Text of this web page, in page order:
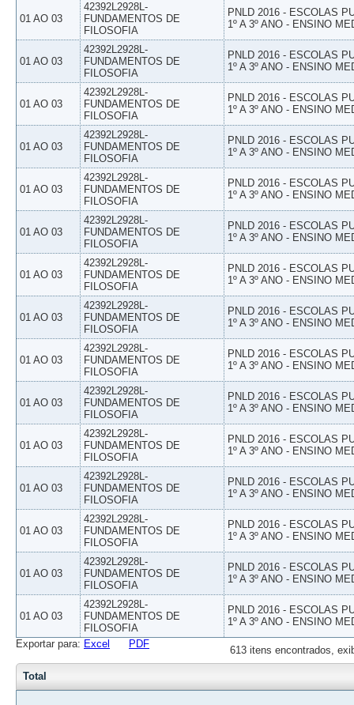
01 AO 03
42392L2928L-
FUNDAMENTOS DE
FILOSOFIA
PNLD 2016 - ESCOLAS
1º A 3º ANO - ENSINO
01 AO 03
42392L2928L-
FUNDAMENTOS DE
FILOSOFIA
PNLD 2016 - ESCOLAS
1º A 3º ANO - ENSINO
01 AO 03
42392L2928L-
FUNDAMENTOS DE
FILOSOFIA
PNLD 2016 - ESCOLAS
1º A 3º ANO - ENSINO
01 AO 03
42392L2928L-
FUNDAMENTOS DE
FILOSOFIA
PNLD 2016 - ESCOLAS
1º A 3º ANO - ENSINO
01 AO 03
42392L2928L-
FUNDAMENTOS DE
FILOSOFIA
PNLD 2016 - ESCOLAS
1º A 3º ANO - ENSINO
01 AO 03
42392L2928L-
FUNDAMENTOS DE
FILOSOFIA
PNLD 2016 - ESCOLAS
1º A 3º ANO - ENSINO
01 AO 03
42392L2928L-
FUNDAMENTOS DE
FILOSOFIA
PNLD 2016 - ESCOLAS
1º A 3º ANO - ENSINO
01 AO 03
42392L2928L-
FUNDAMENTOS DE
FILOSOFIA
PNLD 2016 - ESCOLAS
1º A 3º ANO - ENSINO
01 AO 03
42392L2928L-
FUNDAMENTOS DE
FILOSOFIA
PNLD 2016 - ESCOLAS
1º A 3º ANO - ENSINO
01 AO 03
42392L2928L-
FUNDAMENTOS DE
FILOSOFIA
PNLD 2016 - ESCOLAS
1º A 3º ANO - ENSINO
01 AO 03
42392L2928L-
FUNDAMENTOS DE
FILOSOFIA
PNLD 2016 - ESCOLAS
1º A 3º ANO - ENSINO
01 AO 03
42392L2928L-
FUNDAMENTOS DE
FILOSOFIA
PNLD 2016 - ESCOLAS
1º A 3º ANO - ENSINO
01 AO 03
42392L2928L-
FUNDAMENTOS DE
FILOSOFIA
PNLD 2016 - ESCOLAS
1º A 3º ANO - ENSINO
01 AO 03
42392L2928L-
FUNDAMENTOS DE
FILOSOFIA
PNLD 2016 - ESCOLAS
1º A 3º ANO - ENSINO
01 AO 03
42392L2928L-
FUNDAMENTOS DE
FILOSOFIA
PNLD 2016 - ESCOLAS
1º A 3º ANO - ENSINO
613 itens encontrados,
Exportar para: Excel PDF
Total